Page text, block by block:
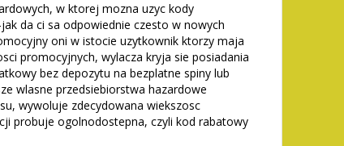
w ktorej mozna uzyc kody
da ci sa odpowiednie czesto w nowych
oni w istocie uzytkownik ktorzy maja
promocyjnych, wylacza kryja sie posiadania
bez depozytu na bezplatne spiny lub
wlasne przedsiebiorstwa hazardowe
wywoluje zdecydowana wiekszosc
probuje ogolnodostepna, czyli kod rabatowy